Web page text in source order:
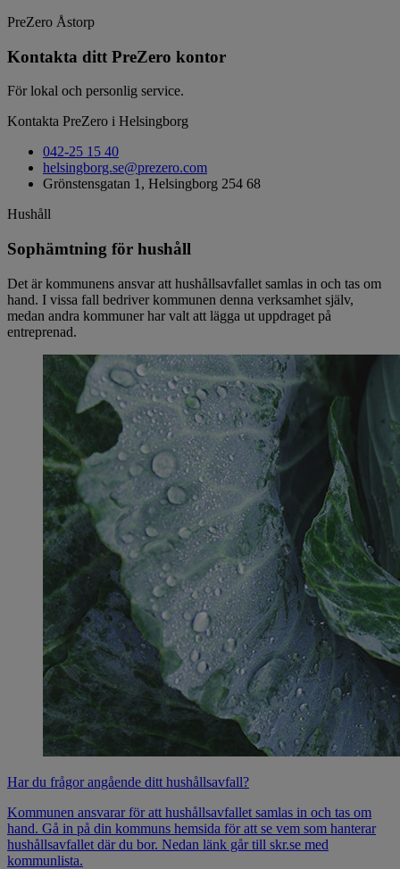
PreZero Åstorp
Kontakta ditt PreZero kontor
För lokal och personlig service.
Kontakta PreZero i Helsingborg
042-25 15 40
helsingborg.se@prezero.com
Grönstensgatan 1, Helsingborg 254 68
Hushåll
Sophämtning för hushåll
Det är kommunens ansvar att hushållsavfallet samlas in och tas om
hand. I vissa fall bedriver kommunen denna verksamhet själv,
medan andra kommuner har valt att lägga ut uppdraget på
entreprenad.
Har du frågor angående ditt hushållsavfall?
Kommunen ansvarar för att hushållsavfallet samlas in och tas om
hand. Gå in på din kommuns hemsida för att se vem som hanterar
hushållsavfallet där du bor. Nedan länk går till skr.se med
kommunlista.